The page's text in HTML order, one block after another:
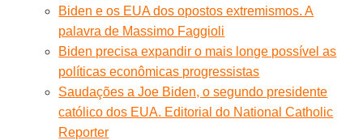
Biden e os EUA dos opostos extremismos. A
palavra de Massimo Faggioli
Biden precisa expandir o mais longe possível as
políticas econômicas progressistas
Saudações a Joe Biden, o segundo presidente
católico dos EUA. Editorial do National Catholic
Reporter